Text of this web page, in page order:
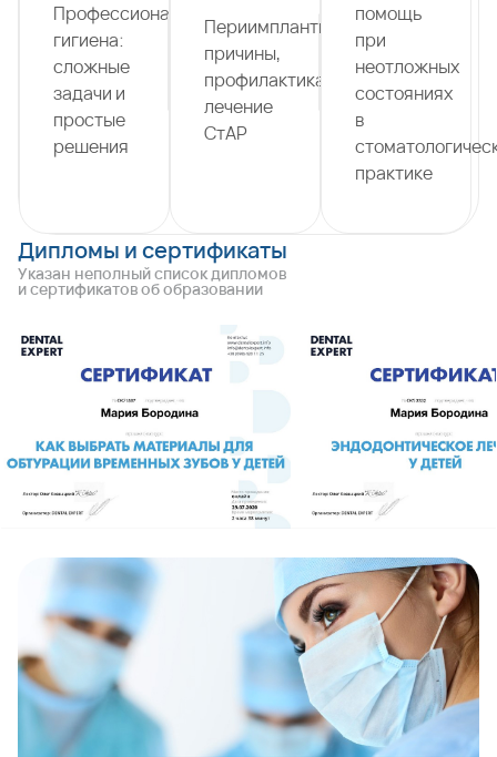
Профессиональная
гигиена:
сложные
задачи и
простые
решения
Периимплантит:
причины,
профилактика,
лечение
СтАР
помощь
при
неотложных
состояниях
в
практике
Дипломы и сертификаты
Указан неполный список дипломов
и сертификатов об образовании